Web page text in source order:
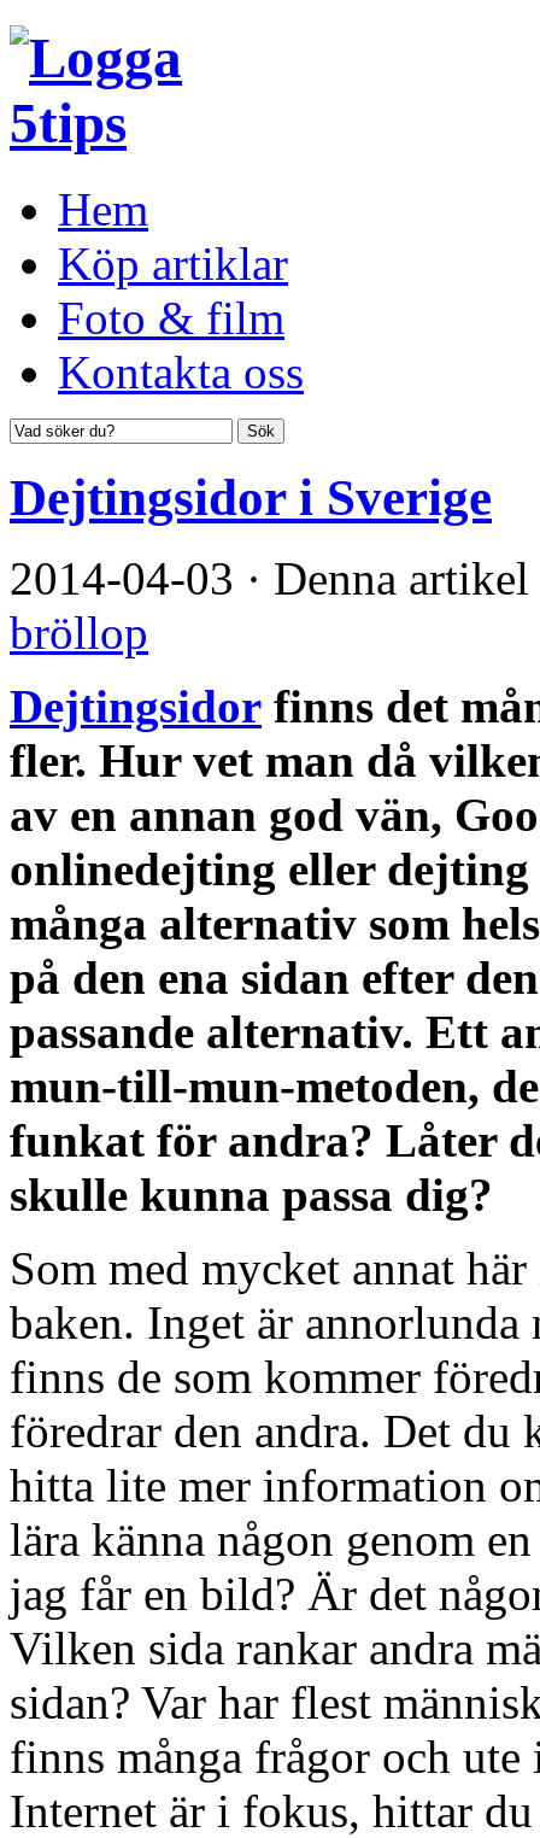
Hem
Köp artiklar
Foto & film
Kontakta oss
Dejtingsidor i Sverige
2014-04-03 · Denna
bröllop
Dejtingsidor finns det
fler. Hur vet man då
av en annan god vän,
onlinedejting eller
många alternativ som
på den ena sidan efter
passande alternativ. Ett
mun-till-mun-metoden,
funkat för andra? Låter
skulle kunna passa dig?
Som med mycket annat
baken. Inget är
finns de som kommer
föredrar den andra. Det du
hitta lite mer information
lära känna någon genom
jag får en bild? Är det
Vilken sida rankar andra
sidan? Var har flest
finns många frågor och
Internet är i fokus, hittar du